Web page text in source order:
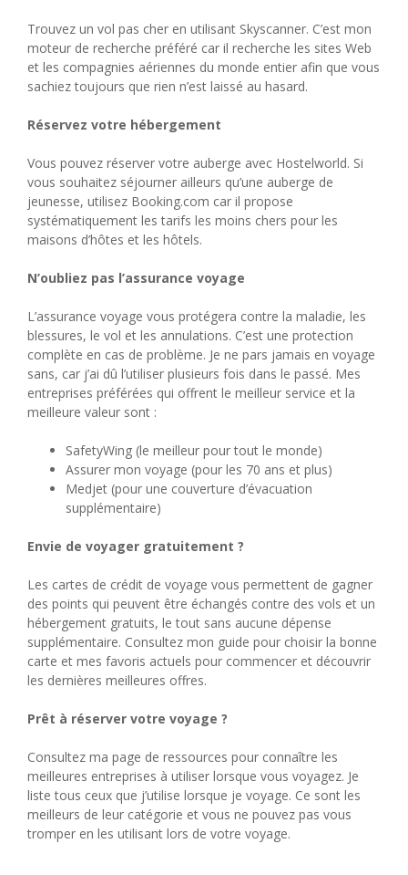
Trouvez un vol pas cher en utilisant Skyscanner. C’est mon
moteur de recherche préféré car il recherche les sites Web
et les compagnies aériennes du monde entier afin que vous
sachiez toujours que rien n’est laissé au hasard.
Réservez votre hébergement
Vous pouvez réserver votre auberge avec Hostelworld. Si
vous souhaitez séjourner ailleurs qu’une auberge de
jeunesse, utilisez Booking.com car il propose
systématiquement les tarifs les moins chers pour les
maisons d’hôtes et les hôtels.
N’oubliez pas l’assurance voyage
L’assurance voyage vous protégera contre la maladie, les
blessures, le vol et les annulations. C’est une protection
complète en cas de problème. Je ne pars jamais en voyage
sans, car j’ai dû l’utiliser plusieurs fois dans le passé. Mes
entreprises préférées qui offrent le meilleur service et la
meilleure valeur sont :
SafetyWing (le meilleur pour tout le monde)
Assurer mon voyage (pour les 70 ans et plus)
Medjet (pour une couverture d’évacuation
supplémentaire)
Envie de voyager gratuitement ?
Les cartes de crédit de voyage vous permettent de gagner
des points qui peuvent être échangés contre des vols et un
hébergement gratuits, le tout sans aucune dépense
supplémentaire. Consultez mon guide pour choisir la bonne
carte et mes favoris actuels pour commencer et découvrir
les dernières meilleures offres.
Prêt à réserver votre voyage ?
Consultez ma page de ressources pour connaître les
meilleures entreprises à utiliser lorsque vous voyagez. Je
liste tous ceux que j’utilise lorsque je voyage. Ce sont les
meilleurs de leur catégorie et vous ne pouvez pas vous
tromper en les utilisant lors de votre voyage.